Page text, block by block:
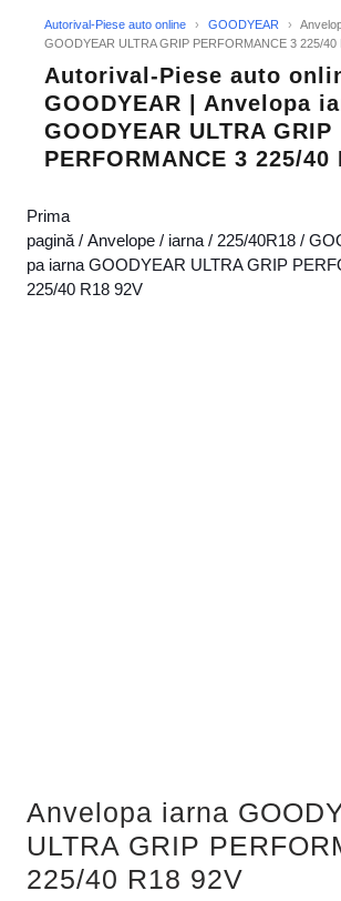
Autorival-Piese auto online › GOODYEAR ›
GOODYEAR ULTRA GRIP PERFORMANCE 3 225/40
Autorival-Piese auto
GOODYEAR | Anvelopa
GOODYEAR ULTRA GRIP
PERFORMANCE 3 225/40
Prima
pagină / Anvelope / iarna / 225/40R18 /
pa iarna GOODYEAR ULTRA GRIP
225/40 R18 92V
Anvelopa iarna
ULTRA GRIP
225/40 R18 92V